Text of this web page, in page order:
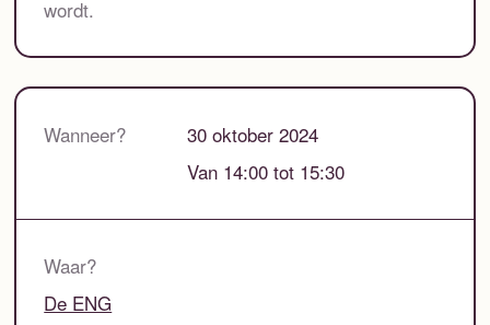
wordt.
Wanneer?
30 oktober 2024
Van 14:00 tot 15:30
Waar?
De ENG